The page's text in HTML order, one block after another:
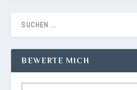
BEWERTE MICH